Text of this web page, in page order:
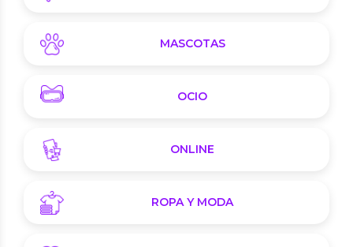
MASCOTAS
OCIO
ONLINE
ROPA Y MODA